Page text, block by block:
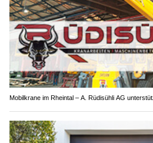
Mobilkrane im Rheintal – A. Rüdisühli AG